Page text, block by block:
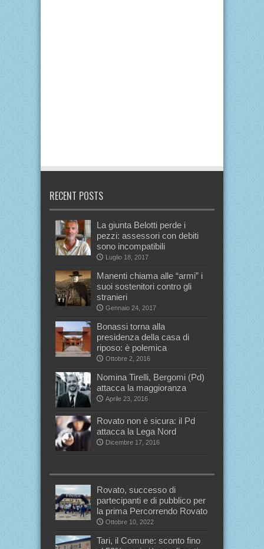
RECENT POSTS
La giunta Belotti perde i
pezzi: assessori con debiti
sono incompatibili
Luglio 18, 2017
Manenti chiama alle “armi” i
suoi sostenitori contro gli
stranieri
Gennaio 24, 2017
Bonassi torna alla
presidenza della casa di
riposo: è polemica
Ottobre 2, 2016
Nomina Tirelli, Bergomi (Pd)
attacca la maggioranza
Aprile 23, 2016
Rovato non è sicura: il Pd
attacca la Lega Nord
Dicembre 17, 2016
Rovato, successo di
partecipanti e di pubblico per
la prima Percorrendo Rovato
Ottobre 10, 2022
Tari, il Comune: sconto fino